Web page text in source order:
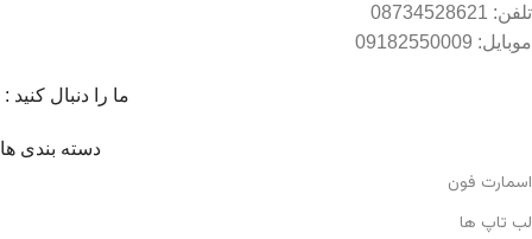
تلفن: 08734528621
موبایل: 09182550009
ما را دنبال کنید :
دسته بندی ها
اسمارت فون
لب تاپ ها